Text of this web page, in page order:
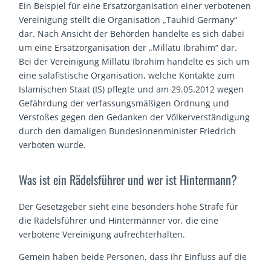
Ein Beispiel für eine Ersatzorganisation einer verbotenen
Vereinigung stellt die Organisation „Tauhid Germany“
dar. Nach Ansicht der Behörden handelte es sich dabei
um eine Ersatzorganisation der „Millatu Ibrahim“ dar.
Bei der Vereinigung Millatu Ibrahim handelte es sich um
eine salafistische Organisation, welche Kontakte zum
Islamischen Staat (IS) pflegte und am 29.05.2012 wegen
Gefährdung der verfassungsmäßigen Ordnung und
Verstoßes gegen den Gedanken der Völkerverständigung
durch den damaligen Bundesinnenminister Friedrich
verboten wurde.
Was ist ein Rädelsführer und wer ist Hintermann?
Der Gesetzgeber sieht eine besonders hohe Strafe für
die Rädelsführer und Hintermänner vor, die eine
verbotene Vereinigung aufrechterhalten.
Gemein haben beide Personen, dass ihr Einfluss auf die